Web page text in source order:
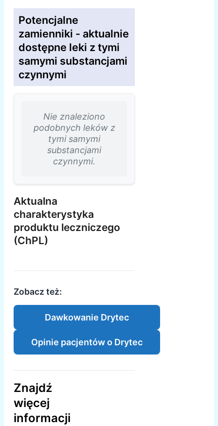
Potencjalne
zamienniki - aktualnie
dostępne leki z tymi
samymi substancjami
czynnymi
Nie znaleziono
podobnych leków z
tymi samymi
substancjami
czynnymi.
Aktualna
charakterystyka
produktu leczniczego
(ChPL)
Zobacz też:
Dawkowanie Drytec
Opinie pacjentów o Drytec
Znajdź
więcej
informacji